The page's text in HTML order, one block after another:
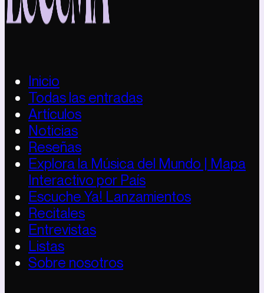
Inicio
Todas las entradas
Artículos
Noticias
Reseñas
Explora la Música del Mundo | Mapa
Interactivo por País
Escuche Ya! Lanzamientos
Recitales
Entrevistas
Listas
Sobre nosotros